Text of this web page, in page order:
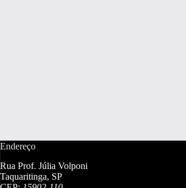
Endereço
Rua Prof. Júlia Volponi
Taquaritinga, SP